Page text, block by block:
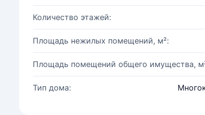
Количество этажей:
Площадь нежилых помещений, м²:
Площадь помещений общего имущества,
Тип дома: